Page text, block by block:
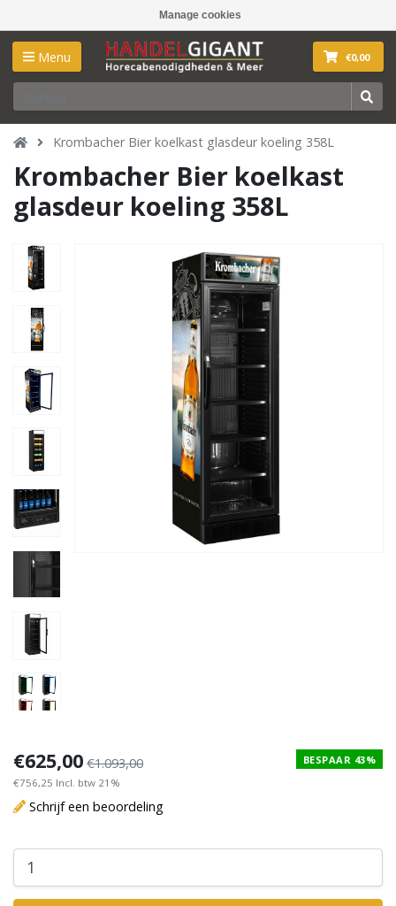
Manage cookies
Menu €0,00
Krombacher Bier koelkast glasdeur koeling 358L
Krombacher Bier koelkast
glasdeur koeling 358L
€625,00 €1.093,00
€756,25 Incl. btw 21%
BESPAAR 43%
Schrijf een beoordeling